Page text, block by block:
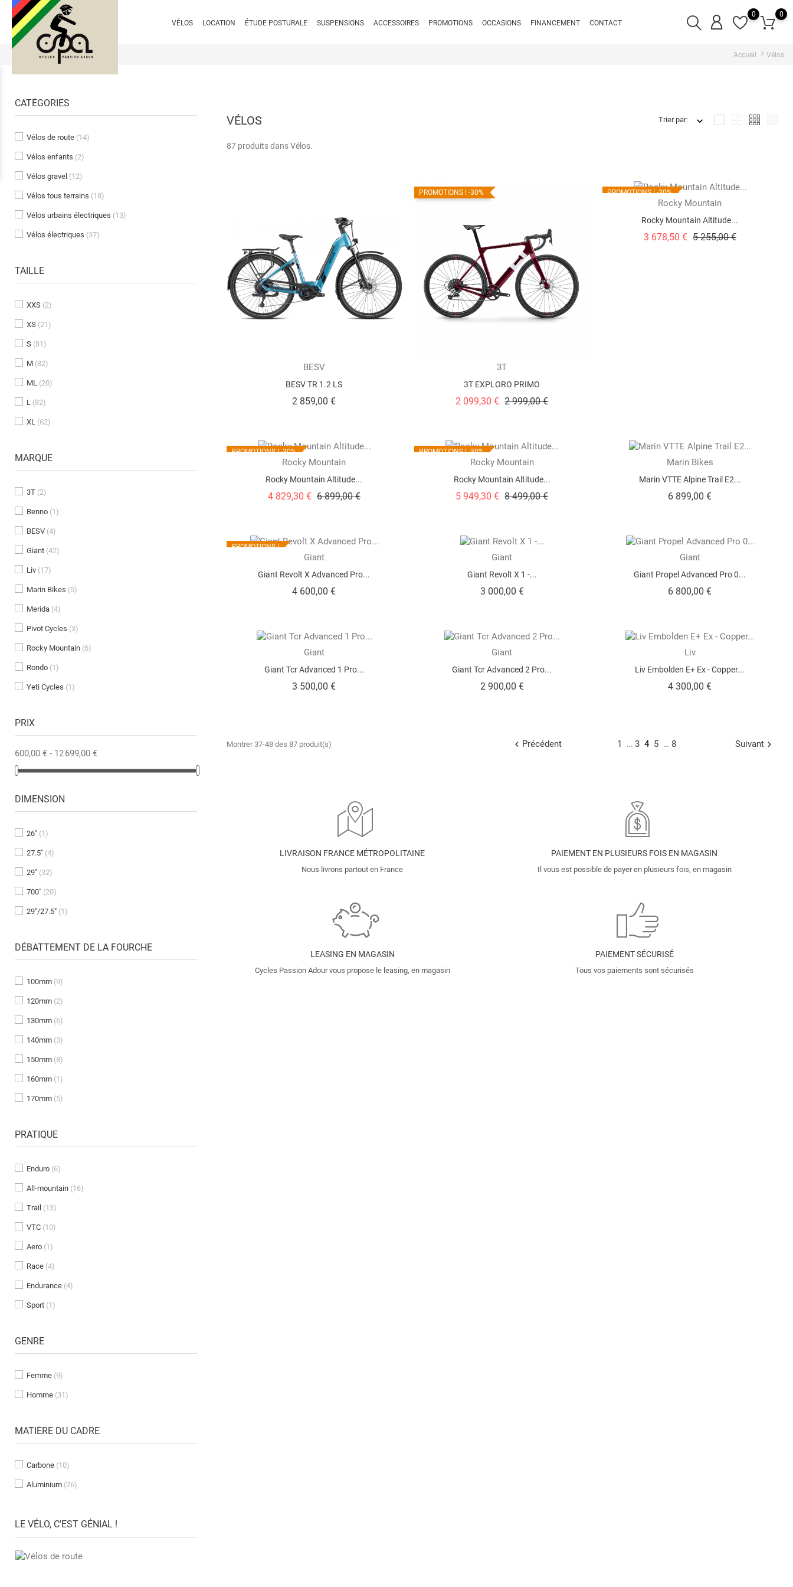
VÉLOS LOCATION ÉTUDE POSTURALE SUSPENSIONS ACCESSOIRES PROMOTIONS OCCASIONS FINANCEMENT CONTACT
0
0
Accueil Vélos
CATÉGORIES
Vélos de route (14)
Vélos enfants (2)
Vélos gravel (12)
Vélos tous terrains (18)
Vélos urbains électriques (13)
Vélos électriques (37)
TAILLE
XXS (2)
XS (21)
S (81)
M (82)
ML (20)
L (82)
XL (62)
MARQUE
3T (2)
Benno (1)
BESV (4)
Giant (42)
Liv (17)
Marin Bikes (5)
Merida (4)
Pivot Cycles (3)
Rocky Mountain (6)
Rondo (1)
Yeti Cycles (1)
PRIX
600,00 € - 12 699,00 €
DIMENSION
26" (1)
27.5" (4)
29" (32)
700" (20)
29"/27.5" (1)
DÉBATTEMENT DE LA FOURCHE
100mm (9)
120mm (2)
130mm (6)
140mm (3)
150mm (8)
160mm (1)
170mm (5)
PRATIQUE
Enduro (6)
All-mountain (16)
Trail (13)
VTC (10)
Aero (1)
Race (4)
Endurance (4)
Sport (1)
GENRE
Femme (9)
Homme (31)
MATIÈRE DU CADRE
Carbone (10)
Aluminium (26)
LE VÉLO, C'EST GÉNIAL !
DÉCOUVREZ NOS VÉLOS GRAVEL
DÉCOUVREZ NOS VÉLOS TOUS TERRAINS
DÉCOUVREZ NOS VÉLOS DE ROUTE
VÉLOS
87 produits dans Vélos.
Trier par:
BESV
BESV TR 1.2 LS
2 859,00 €Prix
PROMOTIONS ! -30%
3T
3T EXPLORO PRIMO
2 099,30 € Prix
2 999,00 €Prix
PROMOTIONS !-30%
Rocky Mountain
Rocky Mountain Altitude...
3 678,50 € Prix
5 255,00 €Prix
PROMOTIONS !-30%
Rocky Mountain
Rocky Mountain Altitude...
4 829,30 € Prix
6 899,00 €Prix
PROMOTIONS !-30%
Rocky Mountain
Rocky Mountain Altitude...
5 949,30 € Prix
8 499,00 €Prix
Marin Bikes
Marin VTTE Alpine Trail E2...
6 899,00 €Prix
PROMOTIONS !
Giant
Giant Revolt X Advanced Pro...
4 600,00 €Prix
Giant
Giant Revolt X 1 -...
3 000,00 €Prix
Giant
Giant Propel Advanced Pro 0...
6 800,00 €Prix
Giant
Giant Tcr Advanced 1 Pro...
3 500,00 €Prix
Giant
Giant Tcr Advanced 2 Pro...
2 900,00 €Prix
Liv
Liv Embolden E+ Ex - Copper...
4 300,00 €Prix
Montrer 37-48 des 87 produit(s)  Précédent 1 … 3 4 5 … 8 Suivant
LIVRAISON FRANCE MÉTROPOLITAINE
Nous livrons partout en France
PAIEMENT EN PLUSIEURS FOIS EN MAGASIN
Il vous est possible de payer en plusieurs fois, en magasin
LEASING EN MAGASIN
Cycles Passion Adour vous propose le leasing, en magasin
PAIEMENT SÉCURISÉ
Tous vos paiements sont sécurisés